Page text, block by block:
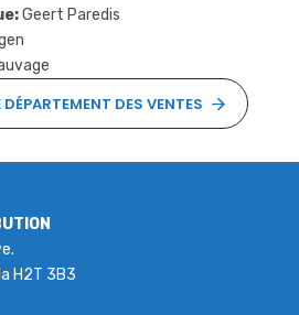
Geert Paredis
DES VENTES
H2T 3B3